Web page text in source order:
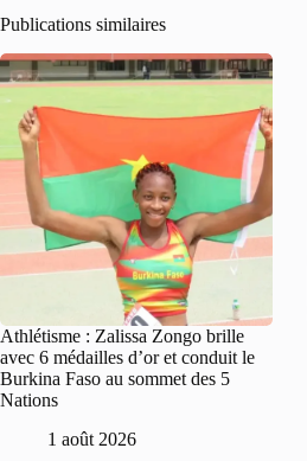
Publications similaires
Athlétisme : Zalissa Zongo brille
avec 6 médailles d’or et conduit le
Burkina Faso au sommet des 5
Nations
1 août 2026